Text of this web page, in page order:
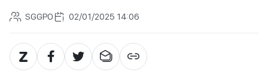
SGGPO 02/01/2025 14:06